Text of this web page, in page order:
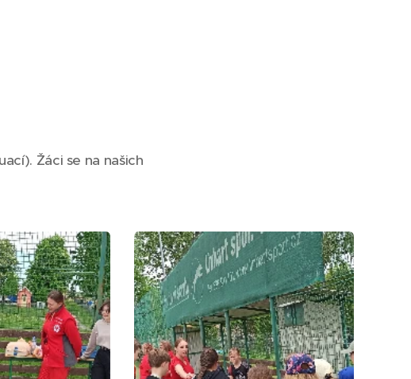
Žáci se na našich